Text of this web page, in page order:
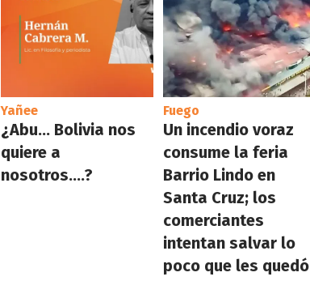
Yañee
¿Abu… Bolivia nos
quiere a
nosotros….?
Fuego
Un incendio voraz
consume la feria
Barrio Lindo en
Santa Cruz; los
comerciantes
intentan salvar lo
poco que les quedó